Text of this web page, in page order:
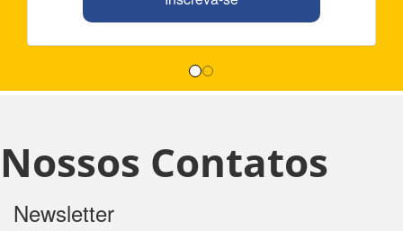
Nossos Contatos
Newsletter